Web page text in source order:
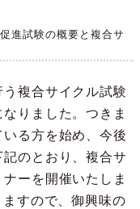
進試験の概要と複合サ
複合サイクル試験
りました。つきま
る方を始め、今後
のとおり、複合サ
ーを開催いたしま
すので、御興味の